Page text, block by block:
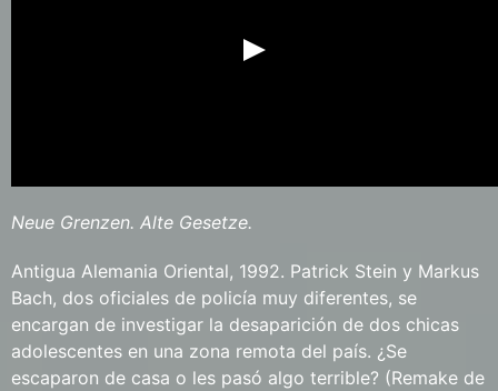
Neue Grenzen. Alte Gesetze.
Antigua Alemania Oriental, 1992. Patrick Stein y Markus
Bach, dos oficiales de policía muy diferentes, se
encargan de investigar la desaparición de dos chicas
adolescentes en una zona remota del país. ¿Se
escaparon de casa o les pasó algo terrible? (Remake de